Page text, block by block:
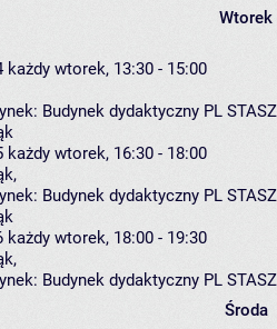
Wtorek
każdy wtorek, 13:30 - 15:00
Budynek dydaktyczny PL
każdy wtorek, 16:30 - 18:00
,
Budynek dydaktyczny PL
każdy wtorek, 18:00 - 19:30
,
Budynek dydaktyczny PL
Środa